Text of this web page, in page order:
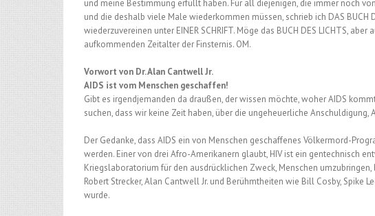
und meine Bestimmung erfüllt haben. Für all diejenigen, die immer noch
und die deshalb viele Male wiederkommen müssen, schrieb ich DAS BUCH
wiederzuvereinen unter EINER SCHRIFT. Möge das BUCH DES LICHTS,
aufkommenden Zeitalter der Finsternis. OM.
Vorwort von Dr. Alan Cantwell Jr.
AIDS ist vom Menschen geschaffen!
Gibt es irgendjemanden da draußen, der wissen möchte, woher AIDS
suchen, dass wir keine Zeit haben, über die ungeheuerliche
Der Gedanke, dass AIDS ein von Menschen geschaffenes Völkermord-
werden. Einer von drei Afro-Amerikanern glaubt, HIV ist ein gentechnisch
Kriegslaboratorium für den ausdrücklichen Zweck, Menschen
Robert Strecker, Alan Cantwell Jr. und Berühmtheiten wie Bill Cosby, Spike
wurde.